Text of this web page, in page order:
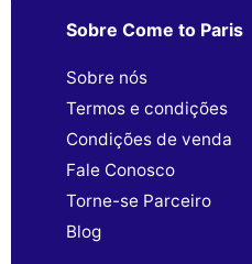
Sobre Come to Paris
Sobre nós
Termos e condições
Condições de venda
Fale Conosco
Torne-se Parceiro
Blog